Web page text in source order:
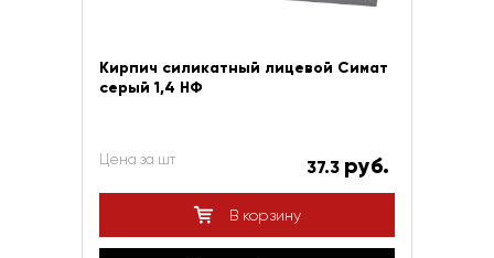
Кирпич силикатный лицевой Симат
серый 1,4 НФ
Цена за шт 37.3 руб.
В корзину